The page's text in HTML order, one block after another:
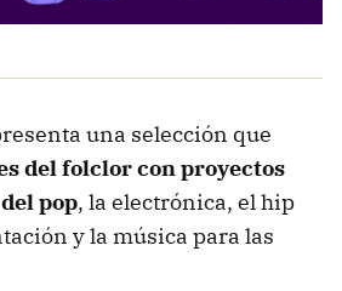
una selección que
del folclor con proyectos
pop, la electrónica, el hip
y la música para las